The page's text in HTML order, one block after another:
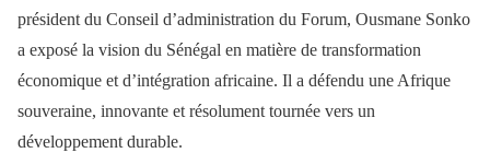
président du Conseil d’administration du Forum, Ousmane Sonko
a exposé la vision du Sénégal en matière de transformation
économique et d’intégration africaine. Il a défendu une Afrique
souveraine, innovante et résolument tournée vers un
développement durable.